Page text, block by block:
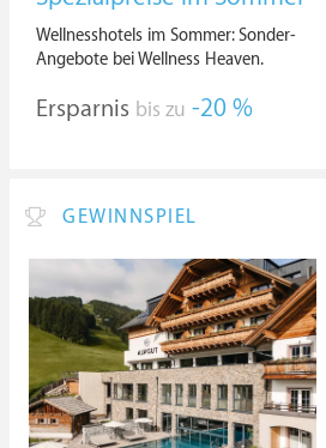
Wellnesshotels im Sommer: Sonder-
Angebote bei Wellness Heaven.
Ersparnis bis zu -20 %
GEWINNSPIEL